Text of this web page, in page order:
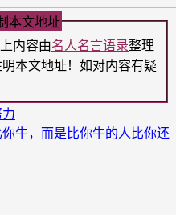
本文地址
内容由名人名言语录整理
本文地址！如对内容有疑
牛，而是比你牛的人比你还